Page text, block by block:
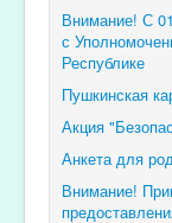
Внимание! С
с
Республике
Пушкинская
Акция
Анкета для
Внимание!